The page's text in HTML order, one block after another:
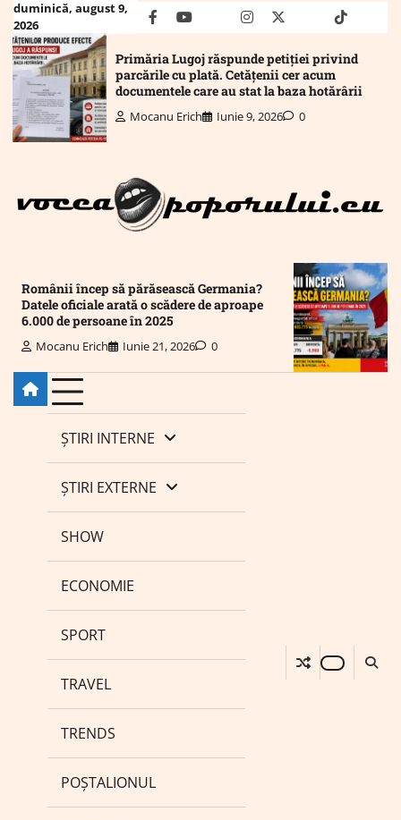
Skip
content
duminică, august 9,
2026
facebookyoutubeMailinstagram
twitter truthtiktok
Primăria Lugoj răspunde petiției privind
parcările cu plată. Cetățenii cer acum
documentele care au stat la baza hotărârii
Mocanu Erich Iunie 9, 2026 0
Românii încep să părăsească Germania?
Datele oficiale arată o scădere de aproape
6.000 de persoane în 2025
Mocanu Erich Iunie 21, 2026 0
ȘTIRI INTERNE
ȘTIRI EXTERNE
SHOW
ECONOMIE
SPORT
TRAVEL
TRENDS
POȘTALIONUL